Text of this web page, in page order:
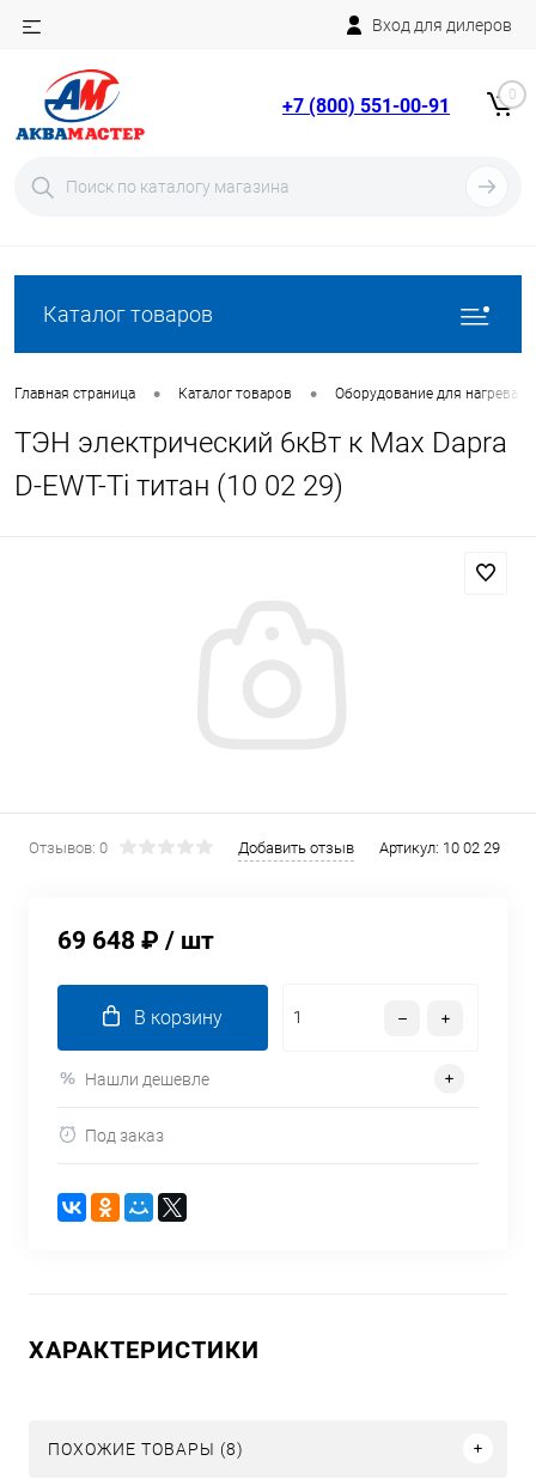
Вход для дилеров
+7 (800) 551-00-91 0
Каталог товаров
Главная страница • Каталог товаров • Оборудование для нагрева
ТЭН электрический 6кВт к Max Dapra
D-EWT-Ti титан (10 02 29)
Отзывов: 0 Добавить отзыв Артикул: 10 02 29
69 648 ₽ / шт
В корзину
Нашли дешевле
Под заказ
ХАРАКТЕРИСТИКИ
ПОХОЖИЕ ТОВАРЫ (8)